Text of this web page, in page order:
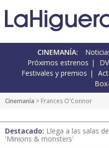
CINEMANÍA:
Próximos estrenos
Festivales y premios
Cinemanía > Frances O'Connor
Destacado: Llega a las salas
'Minions & monsters'